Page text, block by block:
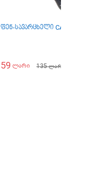
ფენ-სავარცხელი CAMRY CR2025
59 ლარი 135ლარი